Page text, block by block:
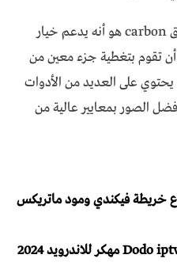
ومن الأمور المميزة التي يقدمها تطبيق carbon هو أنه يدعم خيار
تقوم بتغطية جزء معين من
يحتوي على العديد من الأدوات
الصور بمعايير عالية من
الجديد 1.6 رجوع خريطة فيكندي ومود ماتريكس
تحميل تطبيق دودو Dodo iptv de APK مهكر للاندرويد 2024